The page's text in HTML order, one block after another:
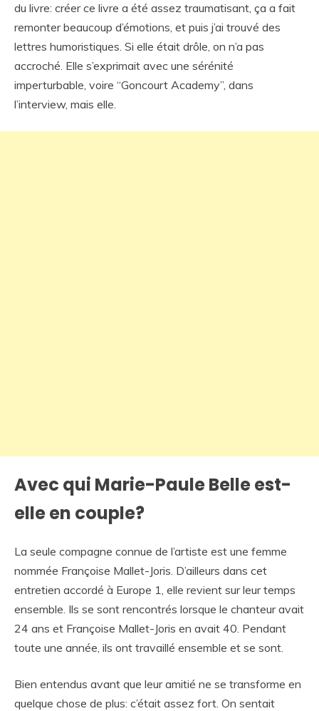
du livre: créer ce livre a été assez traumatisant, ça a fait
remonter beaucoup d’émotions, et puis j’ai trouvé des
lettres humoristiques. Si elle était drôle, on n’a pas
accroché. Elle s’exprimait avec une sérénité
imperturbable, voire “Goncourt Academy”, dans
l’interview, mais elle.
Avec qui Marie-Paule Belle est-
elle en couple?
La seule compagne connue de l’artiste est une femme
nommée Françoise Mallet-Joris. D’ailleurs dans cet
entretien accordé à Europe 1, elle revient sur leur temps
ensemble. Ils se sont rencontrés lorsque le chanteur avait
24 ans et Françoise Mallet-Joris en avait 40. Pendant
toute une année, ils ont travaillé ensemble et se sont.
Bien entendus avant que leur amitié ne se transforme en
quelque chose de plus: c’était assez fort. On sentait